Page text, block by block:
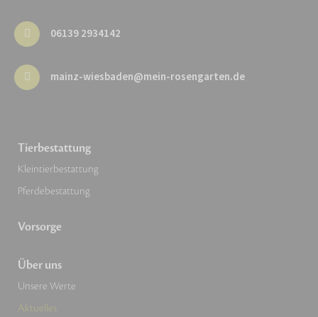
06139 2934142
mainz-wiesbaden@mein-rosengarten.de
Tierbestattung
Kleintierbestattung
Pferdebestattung
Vorsorge
Über uns
Unsere Werte
Aktuelles